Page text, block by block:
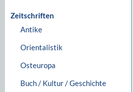
Zeitschriften
Antike
Orientalistik
Osteuropa
Buch / Kultur / Geschichte